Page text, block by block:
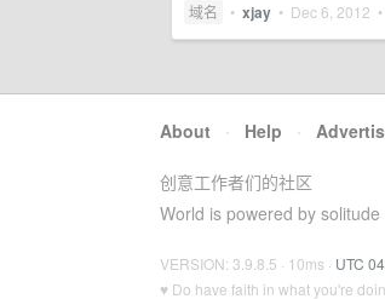
域名 • xjay • Dec 6, 2012
About · Help ·
创意工作者们的社区
World is powered by solitude
VERSION: 3.9.8.5 · 10ms · UTC
♥ Do have faith in what you're